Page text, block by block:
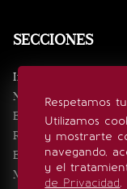
Respetamos
Utilizamos
y mostrarte
navegando,
y el
de Privacidad.
SECCIONES
Inicio
Noticias
Eventos
Realeza
Estilo de vida
Minuto x Minuto